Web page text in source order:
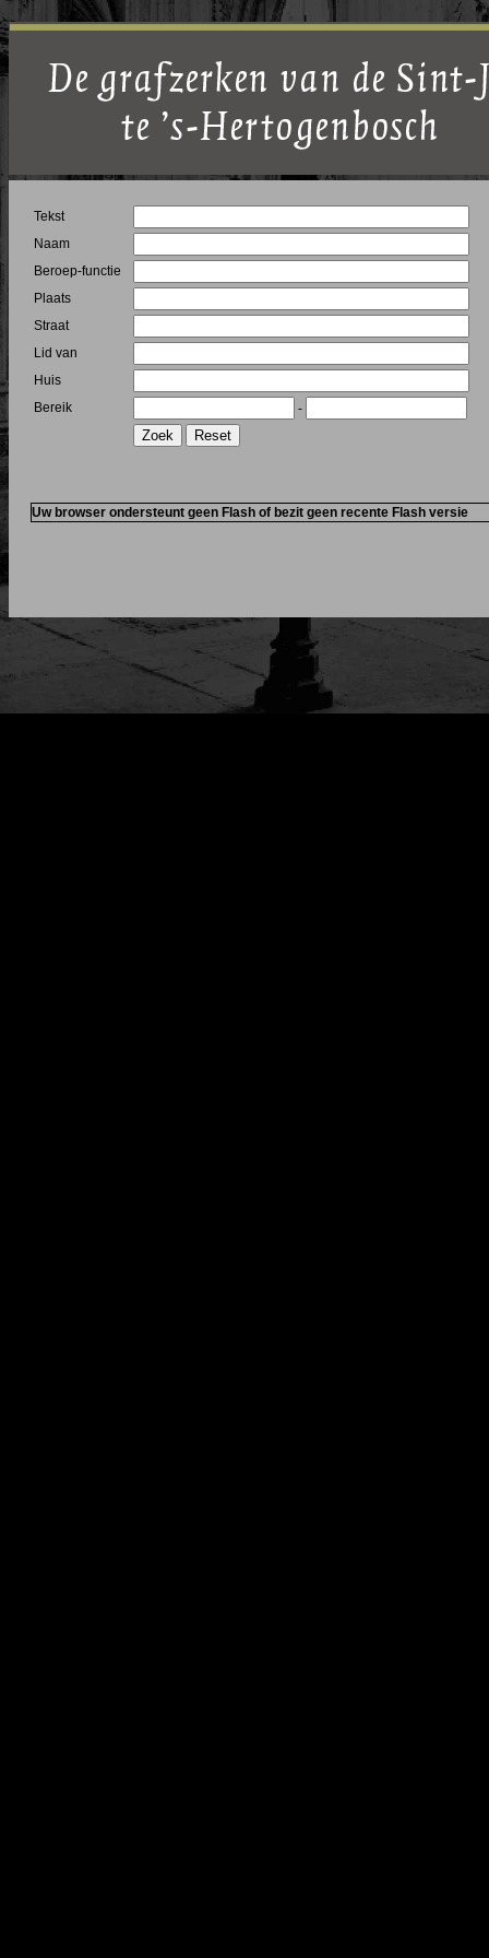
Tekst
Naam
Beroep-functie
Plaats
Straat
Lid van
Huis
Bereik
-
Uw browser ondersteunt geen Flash of bezit geen recente Flash versie